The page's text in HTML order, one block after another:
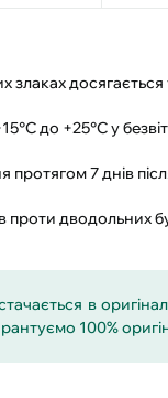
досягається
до +25°C у
протягом 7 днів
проти дводольних
в
100%